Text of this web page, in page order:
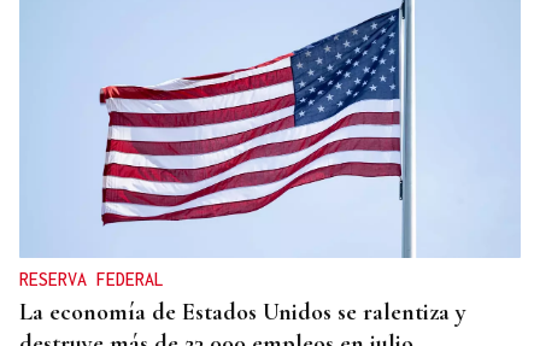
Donald Trump deberá pedir permiso al Congreso
para construir el salón de baile en la Casa Blanca
RESERVA FEDERAL
La economía de Estados Unidos se ralentiza y